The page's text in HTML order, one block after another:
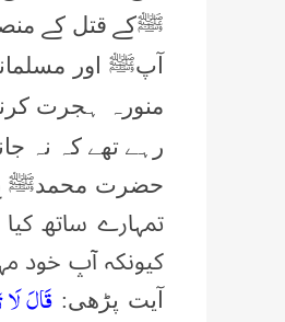
ﷺکے قتل کے
آپﷺ اور
منورہ ہجرت
رہے تھے کہ نہ
حضرت محمدﷺ
تمہارے ساتھ کیا
کیونکہ آپ خود
آیت پڑھی:قَالَ